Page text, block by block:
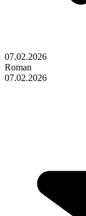
07.02.2026
Roman
07.02.2026